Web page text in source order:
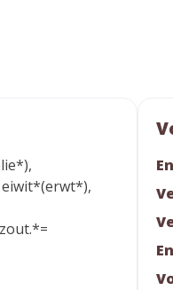
eiwit*(erwt*),